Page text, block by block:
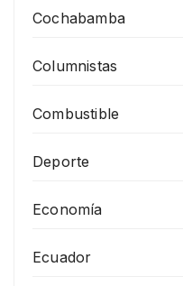
Cochabamba
Columnistas
Combustible
Deporte
Economía
Ecuador